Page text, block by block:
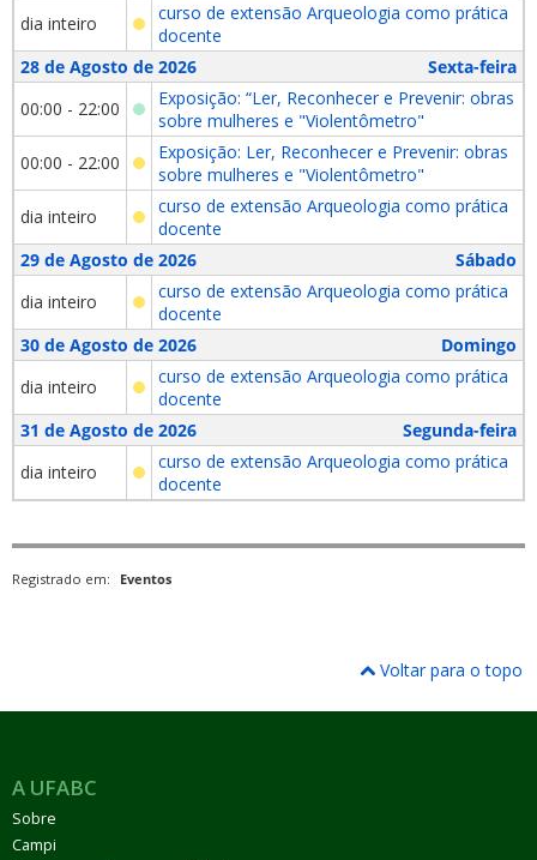
dia inteiro
curso de extensão Arqueologia como prática
docente
28 de Agosto de 2026
Sexta-feira
00:00 - 22:00
Exposição: “Ler, Reconhecer e Prevenir: obras
sobre mulheres e "Violentômetro"
00:00 - 22:00
Exposição: Ler, Reconhecer e Prevenir: obras
sobre mulheres e "Violentômetro"
dia inteiro
curso de extensão Arqueologia como prática
docente
29 de Agosto de 2026
Sábado
dia inteiro
curso de extensão Arqueologia como prática
docente
30 de Agosto de 2026
Domingo
dia inteiro
curso de extensão Arqueologia como prática
docente
31 de Agosto de 2026
Segunda-feira
dia inteiro
curso de extensão Arqueologia como prática
docente
Registrado em: Eventos
Voltar para o topo
A UFABC
Sobre
Campi